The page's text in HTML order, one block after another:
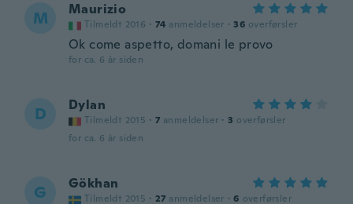
M Maurizio
Tilmeldt 2016 · 74 anmeldelser · 36 overførsler
Ok come aspetto, domani le provo
for ca. 6 år siden
D Dylan
Tilmeldt 2015 · 7 anmeldelser · 3 overførsler
for ca. 6 år siden
G Gökhan
Tilmeldt 2015 · 27 anmeldelser · 6 overførsler